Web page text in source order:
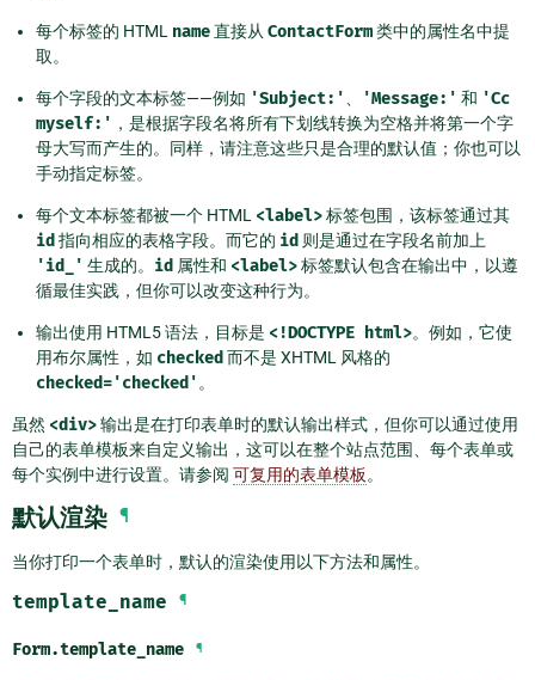
每个标签的 HTML name直接从 ContactForm类中的属性名中提
取。
每个字段的文本标签——例如 'Subject:' 'Message:' 和 'Cc
myself:' ，是根据字段名将所有下划线转换为空格并将第一个字
母大写而产生的。同样，请注意这些只是合理的默认值；你也可以
手动指定标签。
每个文本标签都被一个 HTML <label>标签包围，该标签通过其
id 指向相应的表格字段。而它的 id 则是通过在字段名前加上
'id_' 生成的。 id 属性和 <label>标签默认包含在输出中，以遵
循最佳实践，但你可以改变这种行为。
输出使用 HTML5 语法，目标是 <!DOCTYPE html>。例如，它使
用布尔属性，如 checked 而不是 XHTML 风格的
checked='checked' 。
虽然 <div>输出是在打印表单时的默认输出样式，但你可以通过使用
自己的表单模板来自定义输出，这可以在整个站点范围、每个表单或
每个实例中进行设置。请参阅 可复用的表单模板 。
默认渲染 ¶
当你打印一个表单时，默认的渲染使用以下方法和属性。
template_name ¶
Form.template_name ¶